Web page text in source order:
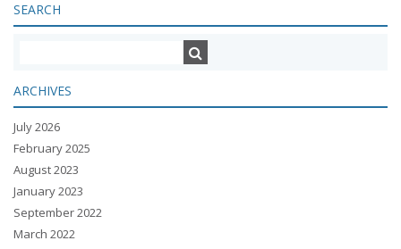
SEARCH
ARCHIVES
July 2026
February 2025
August 2023
January 2023
September 2022
March 2022